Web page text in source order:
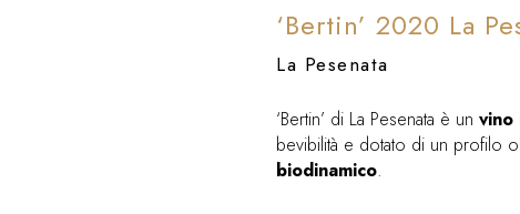
‘Bertin’ 2020 La
La Pesenata
‘Bertin’ di La Pesenata è un
bevibilità e dotato di un profilo
biodinamico.